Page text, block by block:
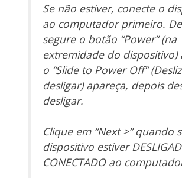
Se não estiver, conecte o
ao computador primeiro.
segure o botão “Power” (na
extremidade do dispositivo)
o “Slide to Power Off”
desligar) apareça, depois
desligar.
Clique em “Next >” quando
dispositivo estiver
CONECTADO ao